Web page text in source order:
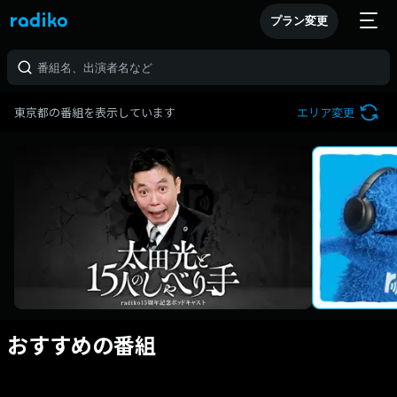
プラン変更
東京都の番組を表示しています エリア変更
おすすめの番組